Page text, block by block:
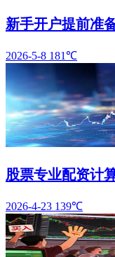
新手开户提前准
2026-5-8 181℃
股票专业配资计
2026-4-23 139℃